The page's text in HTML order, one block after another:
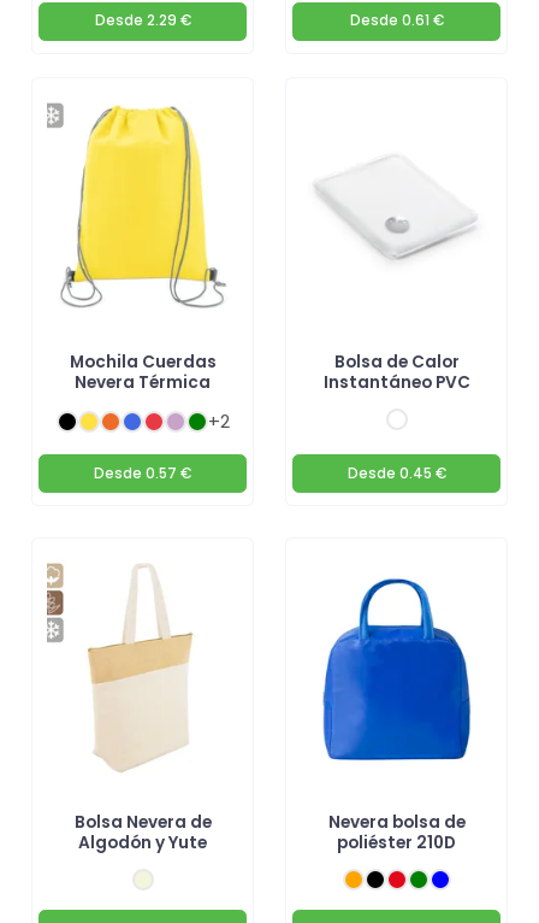
Desde 2.29 € Desde 0.61 €
Mochila Cuerdas
Nevera Térmica
+2
Desde 0.57 €
Bolsa de Calor
Instantáneo PVC
Desde 0.45 €
Bolsa Nevera de
Algodón y Yute
Nevera bolsa de
poliéster 210D